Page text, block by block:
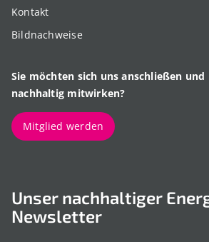
Kontakt
Bildnachweise
Sie möchten sich uns anschließen
nachhaltig mitwirken?
Mitglied werden
Unser nachhaltiger
Newsletter